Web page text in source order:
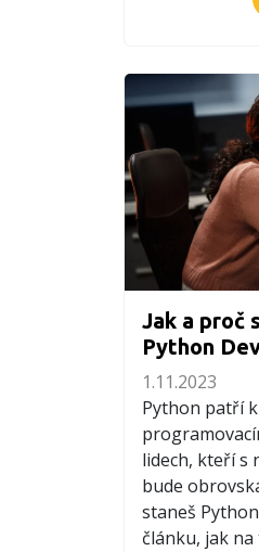
Jak a proč
Python
1.11.2023
Python patří
lidech, kteří s
bude
staneš
článku, jak na